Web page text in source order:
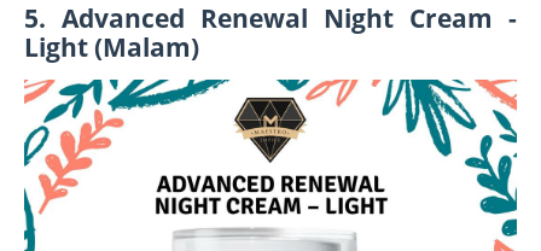
5. Advanced Renewal Night Cream -
Light (Malam)